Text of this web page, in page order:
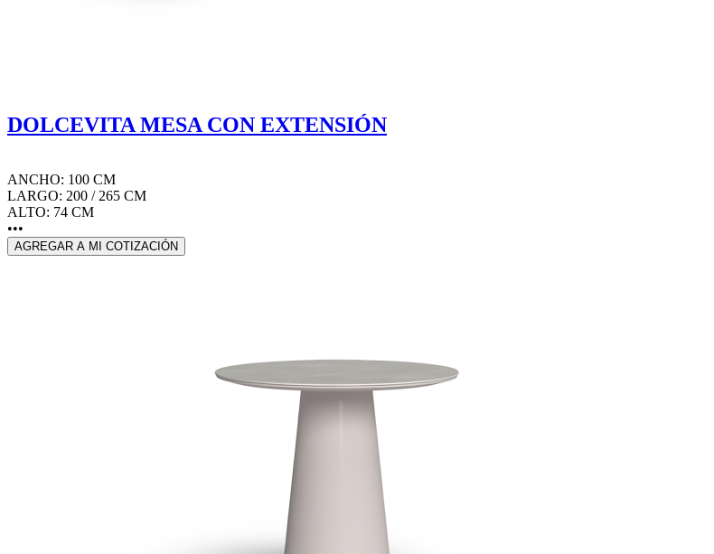
DOLCEVITA MESA CON EXTENSIÓN
ANCHO: 100 CM
LARGO: 200 / 265 CM
ALTO: 74 CM
•••
AGREGAR A MI COTIZACIÓN